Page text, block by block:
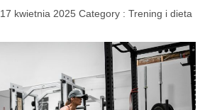
17 kwietnia 2025 Category : Trening i dieta